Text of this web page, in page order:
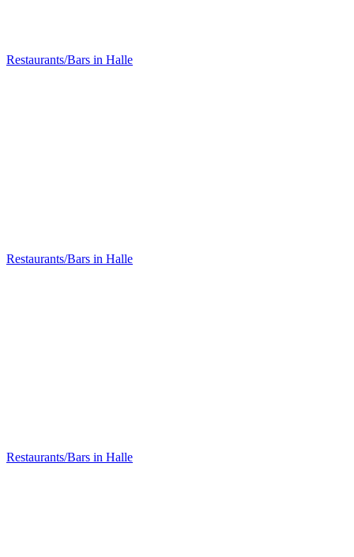
Restaurants/Bars in Halle
Restaurants/Bars in Halle
Restaurants/Bars in Halle